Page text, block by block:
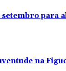
para
na